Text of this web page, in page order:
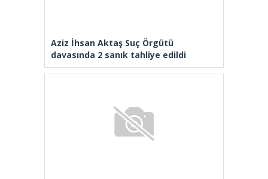
Aziz İhsan Aktaş Suç Örgütü
davasında 2 sanık tahliye edildi